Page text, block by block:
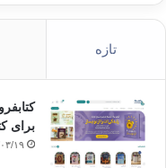
تازه
برای
۰۵/